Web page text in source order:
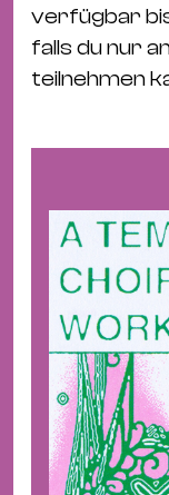
verfügbar
falls du nur
teilnehmen